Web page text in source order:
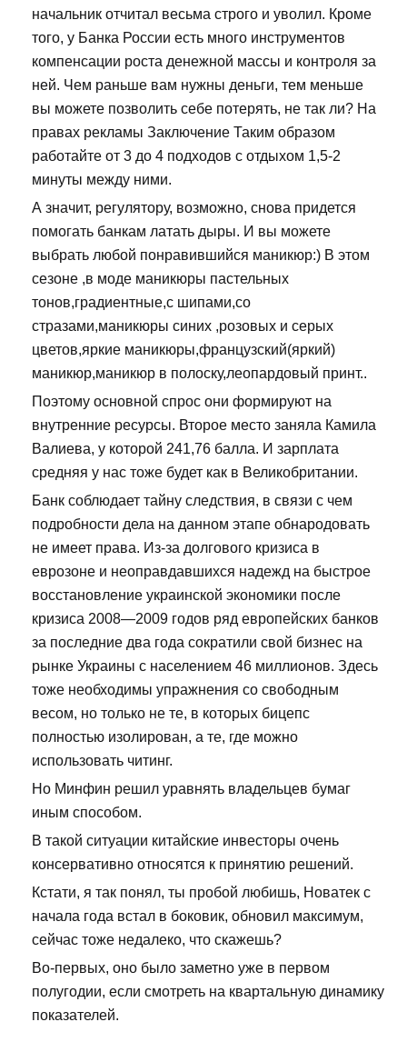
начальник отчитал весьма строго и уволил. Кроме
того, у Банка России есть много инструментов
компенсации роста денежной массы и контроля за
ней. Чем раньше вам нужны деньги, тем меньше
вы можете позволить себе потерять, не так ли? На
правах рекламы Заключение Таким образом
работайте от 3 до 4 подходов с отдыхом 1,5-2
минуты между ними.
А значит, регулятору, возможно, снова придется
помогать банкам латать дыры. И вы можете
выбрать любой понравившийся маникюр:) В этом
сезоне ,в моде маникюры пастельных
тонов,градиентные,с шипами,со
стразами,маникюры синих ,розовых и серых
цветов,яркие маникюры,французский(яркий)
маникюр,маникюр в полоску,леопардовый принт..
Поэтому основной спрос они формируют на
внутренние ресурсы. Второе место заняла Камила
Валиева, у которой 241,76 балла. И зарплата
средняя у нас тоже будет как в Великобритании.
Банк соблюдает тайну следствия, в связи с чем
подробности дела на данном этапе обнародовать
не имеет права. Из-за долгового кризиса в
еврозоне и неоправдавшихся надежд на быстрое
восстановление украинской экономики после
кризиса 2008—2009 годов ряд европейских банков
за последние два года сократили свой бизнес на
рынке Украины с населением 46 миллионов. Здесь
тоже необходимы упражнения со свободным
весом, но только не те, в которых бицепс
полностью изолирован, а те, где можно
использовать читинг.
Но Минфин решил уравнять владельцев бумаг
иным способом.
В такой ситуации китайские инвесторы очень
консервативно относятся к принятию решений.
Кстати, я так понял, ты пробой любишь, Новатек с
начала года встал в боковик, обновил максимум,
сейчас тоже недалеко, что скажешь?
Во-первых, оно было заметно уже в первом
полугодии, если смотреть на квартальную динамику
показателей.